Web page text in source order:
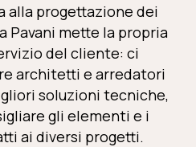
alla progettazione dei
Pavani mette la propria
del cliente: ci
architetti e arredatori
soluzioni tecniche,
gli elementi e i
ai diversi progetti.